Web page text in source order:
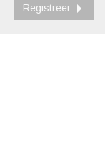
Registreer